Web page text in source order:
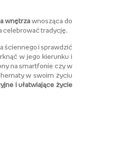
wnętrzawnosząca do
celebrować tradycję.
ściennego i sprawdzić
w jego kierunku i
na smartfonie czy w
w swoim życiu
i ułatwiające życie